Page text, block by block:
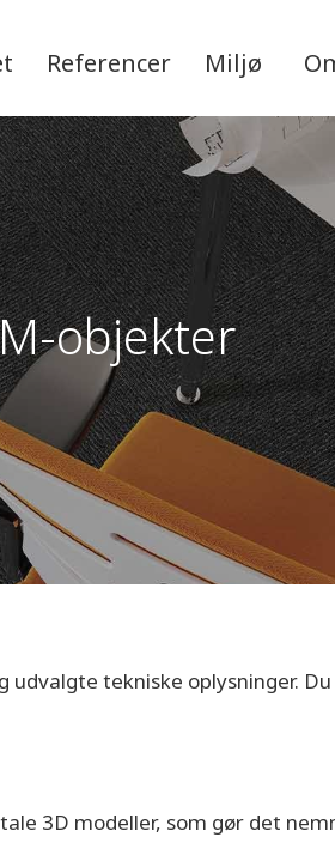
Referencer Miljø
objekter
tekniske oplysninger.
3D modeller, som gør det